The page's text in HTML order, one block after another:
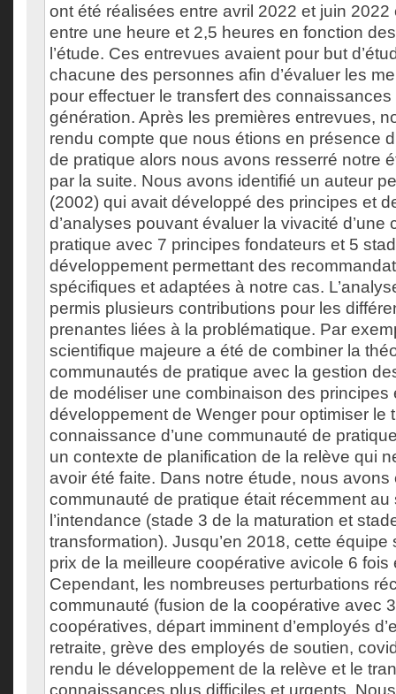
ont été réalisées entre avril 2022 et juin 2022
entre une heure et 2,5 heures en fonction
l’étude. Ces entrevues avaient pour but
chacune des personnes afin d’évaluer les
pour effectuer le transfert des
génération. Après les premières entrevues,
rendu compte que nous étions en présence
de pratique alors nous avons resserré notre
par la suite. Nous avons identifié un auteur
(2002) qui avait développé des principes et
d’analyses pouvant évaluer la vivacité d’une
pratique avec 7 principes fondateurs et 5
développement permettant des
spécifiques et adaptées à notre cas.
permis plusieurs contributions pour les
prenantes liées à la problématique. Par
scientifique majeure a été de combiner la
communautés de pratique avec la gestion
de modéliser une combinaison des principes
développement de Wenger pour optimiser le
connaissance d’une communauté de
un contexte de planification de la relève qui
avoir été faite. Dans notre étude, nous
communauté de pratique était récemment au
l’intendance (stade 3 de la maturation et
transformation). Jusqu’en 2018, cette équipe
prix de la meilleure coopérative avicole 6 fois
Cependant, les nombreuses perturbations
communauté (fusion de la coopérative avec
coopératives, départ imminent d’employés
retraite, grève des employés de soutien,
rendu le développement de la relève et le
connaissances plus difficiles et urgents.